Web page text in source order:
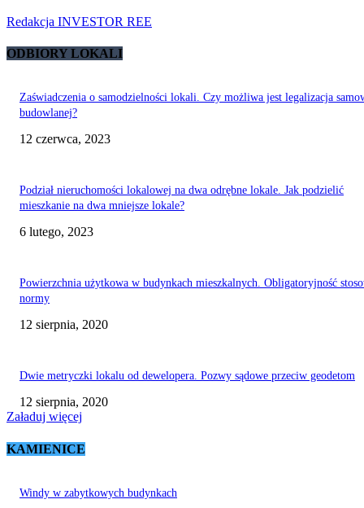
Redakcja INVESTOR REE
ODBIORY LOKALI
Zaświadczenia o samodzielności lokali. Czy możliwa jest legalizacja
budowlanej?
12 czerwca, 2023
Podział nieruchomości lokalowej na dwa odrębne lokale. Jak podzielić
mieszkanie na dwa mniejsze lokale?
6 lutego, 2023
Powierzchnia użytkowa w budynkach mieszkalnych. Obligatoryjność
normy
12 sierpnia, 2020
Dwie metryczki lokalu od dewelopera. Pozwy sądowe przeciw geodetom
12 sierpnia, 2020
Załaduj więcej
KAMIENICE
Windy w zabytkowych budynkach